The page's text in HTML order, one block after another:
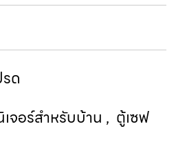
ด
เจอร์สำหรับบ้าน , ตู้เซฟ